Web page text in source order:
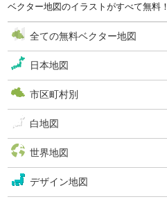
ベクター地図のイラストがすべて無料！
全ての無料ベクター地図
日本地図
市区町村別
白地図
世界地図
デザイン地図